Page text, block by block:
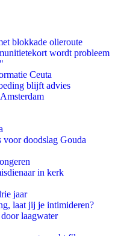
blokkade olieroute
wordt probleem
Ceuta
blijft advies
voor doodslag Gouda
in kerk
jaar
laat jij je intimideren?
laagwater